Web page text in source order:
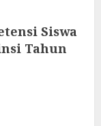
Siswa
Tahun